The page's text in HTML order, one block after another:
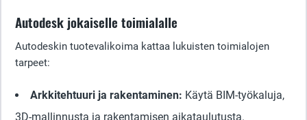
Autodesk jokaiselle toimialalle
Autodeskin tuotevalikoima kattaa lukuisten toimialojen
tarpeet:
Arkkitehtuuri ja rakentaminen: Käytä BIM-työkaluja,
3D-mallinnusta ja rakentamisen aikataulutusta.